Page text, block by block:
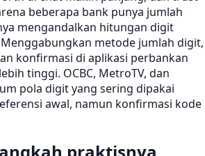
beberapa bank punya jumlah
mengandalkan hitungan digit
metode jumlah digit,
konfirmasi di aplikasi perbankan
tinggi. OCBC, MetroTV, dan
pola digit yang sering dipakai
awal, namun konfirmasi kode